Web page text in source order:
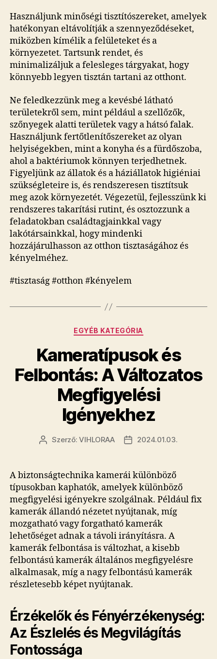
Használjunk minőségi tisztítószereket, amelyek
hatékonyan eltávolítják a szennyeződéseket,
miközben kímélik a felületeket és a
környezetet. Tartsunk rendet, és
minimalizáljuk a felesleges tárgyakat, hogy
könnyebb legyen tisztán tartani az otthont.
Ne feledkezzünk meg a kevésbé látható
területekről sem, mint például a szellőzők,
szőnyegek alatti területek vagy a hátsó falak.
Használjunk fertőtlenítőszereket az olyan
helyiségekben, mint a konyha és a fürdőszoba,
ahol a baktériumok könnyen terjedhetnek.
Figyeljünk az állatok és a háziállatok higiéniai
szükségleteire is, és rendszeresen tisztítsuk
meg azok környezetét. Végezetül, fejlesszünk ki
rendszeres takarítási rutint, és osztozzunk a
feladatokban családtagjainkkal vagy
lakótársainkkal, hogy mindenki
hozzájárulhasson az otthon tisztaságához és
kényelméhez.
#tisztaság #otthon #kényelem
Kategóriák
EGYÉB KATEGÓRIA
Kameratípusok és
Felbontás: A Változatos
Megfigyelési
Igényekhez
Bejegyzés
Szerző:VIHLORAA
Bejegyzés
2024.01.03.
A biztonságtechnika kamerái különböző
típusokban kaphatók, amelyek különböző
megfigyelési igényekre szolgálnak. Például fix
kamerák állandó nézetet nyújtanak, míg
mozgatható vagy forgatható kamerák
lehetőséget adnak a távoli irányításra. A
kamerák felbontása is változhat, a kisebb
felbontású kamerák általános megfigyelésre
alkalmasak, míg a nagy felbontású kamerák
részletesebb képet nyújtanak.
Érzékelők és Fényérzékenység:
Az Észlelés és Megvilágítás
Fontossága